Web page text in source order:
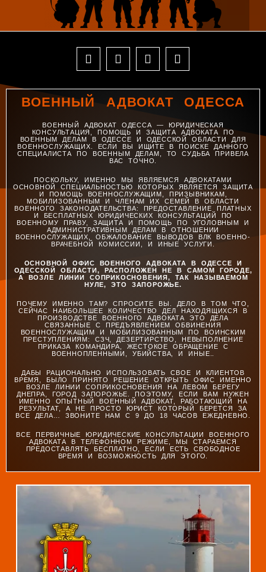
ВОЕННЫЙ АДВОКАТ ОДЕССА
ВОЕННЫЙ АДВОКАТ ОДЕССА — ЮРИДИЧЕСКАЯ
КОНСУЛЬТАЦИЯ, ПОМОЩЬ И ЗАЩИТА АДВОКАТА ПО
ВОЕННЫМ ДЕЛАМ В ОДЕССЕ И ОДЕССКОЙ ОБЛАСТИ ДЛЯ
ВОЕННОСЛУЖАЩИХ. ЕСЛИ ВЫ ИЩИТЕ В ПОИСКЕ ДАННОГО
СПЕЦИАЛИСТА ПО ВОЕННЫМ ДЕЛАМ, ТО СУДЬБА ПРИВЕЛА
ВАС ТОЧНО.
ПОСКОЛЬКУ, ИМЕННО МЫ ЯВЛЯЕМСЯ АДВОКАТАМИ
ОСНОВНОЙ СПЕЦИАЛЬНОСТЬЮ КОТОРЫХ ЯВЛЯЕТСЯ ЗАЩИТА
И ПОМОЩЬ ВОЕННОСЛУЖАЩИМ, ПРИЗЫВНИКАМ,
МОБИЛИЗОВАННЫМ И ЧЛЕНАМ ИХ СЕМЕЙ В ОБЛАСТИ
ВОЕННОГО ЗАКОНОДАТЕЛЬСТВА: ПРЕДОСТАВЛЕНИЕ ПЛАТНЫХ
И БЕСПЛАТНЫХ ЮРИДИЧЕСКИХ КОНСУЛЬТАЦИЙ ПО
ВОЕННОМУ ПРАВУ, ЗАЩИТА И ПОМОЩЬ ПО УГОЛОВНЫМ И
АДМИНИСТРАТИВНЫМ ДЕЛАМ В ОТНОШЕНИИ
ВОЕННОСЛУЖАЩИХ, ОБЖАЛОВАНИЕ ВЫВОДОВ ВЛК ВОЕННО-
ВРАЧЕБНОЙ КОМИССИИ, И ИНЫЕ УСЛУГИ.
ОСНОВНОЙ ОФИС ВОЕННОГО АДВОКАТА В ОДЕССЕ И
ОДЕССКОЙ ОБЛАСТИ, РАСПОЛОЖЕН НЕ В САМОМ ГОРОДЕ,
А ВОЗЛЕ ЛИНИИ СОПРИКОСНОВЕНИЯ, ТАК НАЗЫВАЕМОМ
НУЛЕ, ЭТО ЗАПОРОЖЬЕ.
ПОЧЕМУ ИМЕННО ТАМ? СПРОСИТЕ ВЫ. ДЕЛО В ТОМ ЧТО,
СЕЙЧАС НАИБОЛЬШЕЕ КОЛИЧЕСТВО ДЕЛ НАХОДЯЩИХСЯ В
ПРОИЗВОДСТВЕ ВОЕННОГО АДВОКАТА ЭТО ДЕЛА
СВЯЗАННЫЕ С ПРЕДЪЯВЛЕНИЕМ ОБВИНЕНИЯ
ВОЕННОСЛУЖАЩИМ И МОБИЛИЗОВАННЫМ ПО ВОИНСКИМ
ПРЕСТУПЛЕНИЯМ: СЗЧ, ДЕЗЕРТИРСТВО, НЕВЫПОЛНЕНИЕ
ПРИКАЗА КОМАНДИРА, ЖЕСТОКОЕ ОБРАЩЕНИЕ С
ВОЕННОПЛЕННЫМИ, УБИЙСТВА, И ИНЫЕ..
ДАБЫ РАЦИОНАЛЬНО ИСПОЛЬЗОВАТЬ СВОЕ И КЛИЕНТОВ
ВРЕМЯ, БЫЛО ПРИНЯТО РЕШЕНИЕ ОТКРЫТЬ ОФИС ИМЕННО
ВОЗЛЕ ЛИНИИ СОПРИКОСНОВЕНИЯ НА ЛЕВОМ БЕРЕГУ
ДНЕПРА, ГОРОД ЗАПОРОЖЬЕ. ПОЭТОМУ, ЕСЛИ ВАМ НУЖЕН
ИМЕННО ОПЫТНЫЙ ВОЕННЫЙ АДВОКАТ, РАБОТАЮЩИЙ НА
РЕЗУЛЬТАТ, А НЕ ПРОСТО ЮРИСТ КОТОРЫЙ БЕРЕТСЯ ЗА
ВСЕ ДЕЛА… ЗВОНИТЕ НАМ С 9 ДО 18 ЧАСОВ ЕЖЕДНЕВНО.
ВСЕ ПЕРВИЧНЫЕ ЮРИДИЧЕСКИЕ КОНСУЛЬТАЦИИ ВОЕННОГО
АДВОКАТА В ТЕЛЕФОННОМ РЕЖИМЕ, МЫ СТАРАЕМСЯ
ПРЕДОСТАВЛЯТЬ БЕСПЛАТНО, ЕСЛИ ЕСТЬ СВОБОДНОЕ
ВРЕМЯ И ВОЗМОЖНОСТЬ ДЛЯ ЭТОГО.